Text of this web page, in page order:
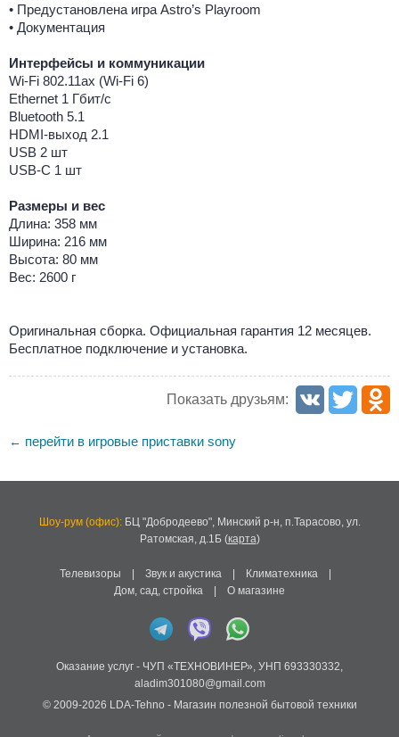
• Предустановлена игра Astro’s Playroom
• Документация
Интерфейсы и коммуникации
Wi-Fi 802.11ax (Wi-Fi 6)
Ethernet 1 Гбит/с
Bluetooth 5.1
HDMI-выход 2.1
USB 2 шт
USB-C 1 шт
Размеры и вес
Длина: 358 мм
Ширина: 216 мм
Высота: 80 мм
Вес: 2600 г
Оригинальная сборка. Официальная гарантия 12 месяцев.
Бесплатное подключение и установка.
Показать друзьям:
← перейти в игровые приставки sony
Шоу-рум (офис):БЦ "Добродеево", Минский р-н, п.Тарасово, ул.
Ратомская, д.1Б(карта)
Телевизоры | Звук и акустика | Климатехника |
Дом, сад, стройка | О магазине
Оказание услуг - ЧУП «ТЕХНОВИНЕР» УНП 693330332
aladim301080@gmail.com
© 2009-2026 LDA-Tehno - Магазин полезной бытовой техники